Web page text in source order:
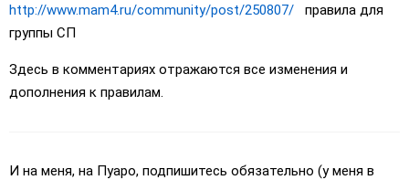
http://www.mam4.ru/community/post/250807/ правила для
группы СП
Здесь в комментариях отражаются все изменения и
дополнения к правилам.
И на меня, на Пуаро, подпишитесь обязательно (у меня в